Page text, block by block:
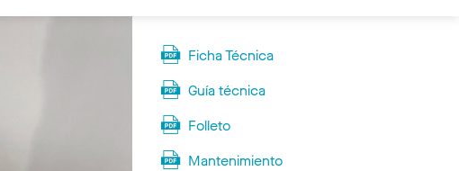
Ficha Técnica
Guía técnica
Folleto
Mantenimiento